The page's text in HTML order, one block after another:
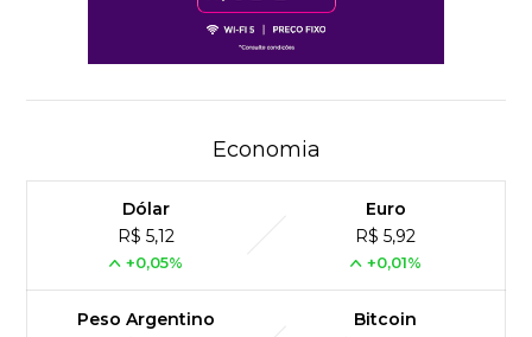
Economia
Dólar
R$ 5,12
+0,05%
Euro
R$ 5,92
+0,01%
Peso Argentino
Bitcoin